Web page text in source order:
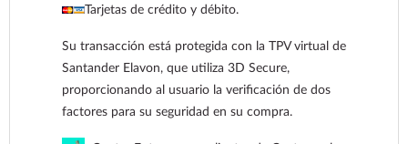
evitarse el uso de NAXODOL® durante la lactancia.
Tarjetas de crédito y débito.
Su transacción está protegida con la TPV virtual de
Santander Elavon, que utiliza 3D Secure,
proporcionando al usuario la verificación de dos
factores para su seguridad en su compra.